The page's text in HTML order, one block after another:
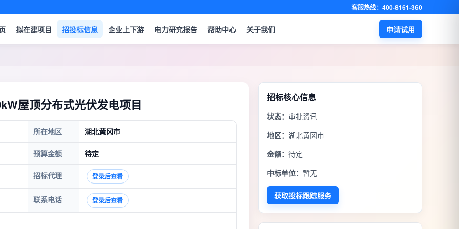
客服热线：400-8161-360
拟在建项目 招投标信息 企业上下游 电力研究报告 帮助中心 关于我们 申请试用
屋顶分布式光伏发电项目
所在地区 湖北黄冈市
预算金额 待定
招标代理 登录后查看
联系电话 登录后查看
招标核心信息
状态： 审批资讯
地区： 湖北黄冈市
金额： 待定
中标单位： 暂无
获取投标跟踪服务